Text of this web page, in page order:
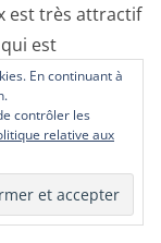
est très attractif
est
C’est un
ça
En continuant à
contrôler les
relative aux